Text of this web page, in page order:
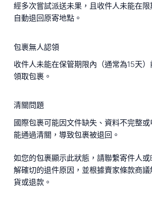
經多次嘗試派送未果，且收件人未能在
自動退回原寄地點。
包裹無人認領
收件人未能在保管期限內（通常為15天
領取包裹。
清關問題
國際包裹可能因文件缺失、資料不完整
能通過清關，導致包裹被退回。
如您的包裹顯示此狀態，請聯繫寄件人
解確切的退件原因，並根據賣家條款商
貨或退款。